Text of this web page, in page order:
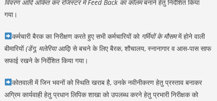
विवरण आदि अंकित कर रजिस्टर में Feed Back का कॉलमबनाने हेतु निर्देशित किया
गया।
कर्मचारी बैरक का निरीक्षण करते हुए सभी कर्मचारियों को गर्मियों के मौसममें होने वाली
बीमारियों(डेंगू, मलेरिया आदि)से बचने के लिए बैरक, शौचालय, स्नानागार व आस-पास साफ
सफाई रखने के निर्देशित किया गया।
कोतवाली में जिन भवनों को स्थिति खराब है, उनके नवीनीकरण हेतु प्रस्ताव बनाकर
अग्रिम कार्यवाही हेतु प्रधान लिपिक शाखा को उपलब्ध करने हेतु प्रभारी निरीक्षक को